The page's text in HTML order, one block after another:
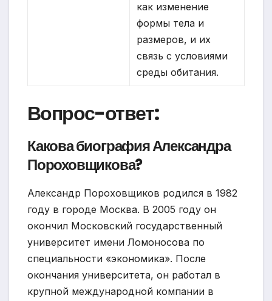
как изменение
формы тела и
размеров, и их
связь с условиями
среды обитания.
Вопрос-ответ:
Какова биография Александра
Пороховщикова?
Александр Пороховщиков родился в 1982
году в городе Москва. В 2005 году он
окончил Московский государственный
университет имени Ломоносова по
специальности «экономика». После
окончания университета, он работал в
крупной международной компании в